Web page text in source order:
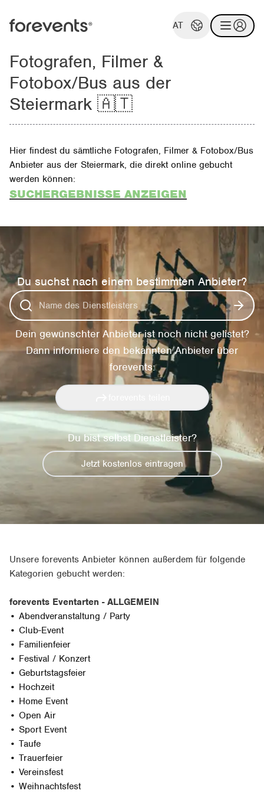
AT
Fotografen, Filmer &
Fotobox/Bus aus der
Steiermark 🇦🇹
Hier findest du sämtliche Fotografen, Filmer & Fotobox/Bus
Anbieter aus der Steiermark, die direkt online gebucht
werden können:
SUCHERGEBNISSE ANZEIGEN
Du suchst nach einem bestimmten Anbieter?
Dein gewünschter Anbieter ist noch nicht gelistet?
Dann informiere den bekannten Anbieter über
forevents:
Du bist selbst Dienstleister?
Jetzt kostenlos eintragen
Unsere forevents Anbieter können außerdem für folgende
Kategorien gebucht werden:
forevents Eventarten - ALLGEMEIN
• Abendveranstaltung / Party
• Club-Event
• Familienfeier
• Festival / Konzert
• Geburtstagsfeier
• Hochzeit
• Home Event
• Open Air
• Sport Event
• Taufe
• Trauerfeier
• Vereinsfest
• Weihnachtsfest